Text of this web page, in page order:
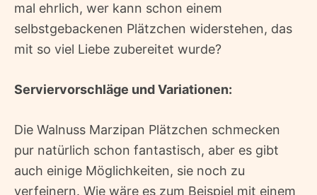
mal ehrlich, wer kann schon einem
selbstgebackenen Plätzchen widerstehen, das
mit so viel Liebe zubereitet wurde?
Serviervorschläge und Variationen:
Die Walnuss Marzipan Plätzchen schmecken
pur natürlich schon fantastisch, aber es gibt
auch einige Möglichkeiten, sie noch zu
verfeinern. Wie wäre es zum Beispiel mit einem